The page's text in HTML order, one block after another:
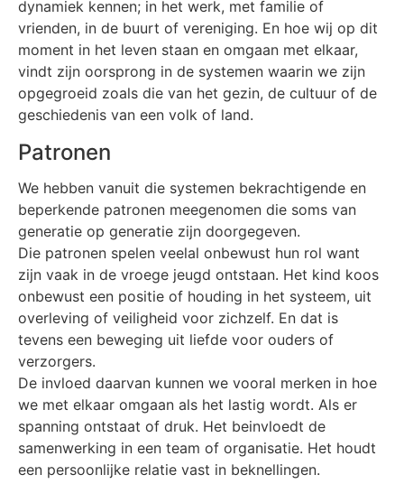
dynamiek kennen; in het werk, met familie of
vrienden, in de buurt of vereniging. En hoe wij op dit
moment in het leven staan en omgaan met elkaar,
vindt zijn oorsprong in de systemen waarin we zijn
opgegroeid zoals die van het gezin, de cultuur of de
geschiedenis van een volk of land.
Patronen
We hebben vanuit die systemen bekrachtigende en
beperkende patronen meegenomen die soms van
generatie op generatie zijn doorgegeven.
Die patronen spelen veelal onbewust hun rol want
zijn vaak in de vroege jeugd ontstaan. Het kind koos
onbewust een positie of houding in het systeem, uit
overleving of veiligheid voor zichzelf. En dat is
tevens een beweging uit liefde voor ouders of
verzorgers.
De invloed daarvan kunnen we vooral merken in hoe
we met elkaar omgaan als het lastig wordt. Als er
spanning ontstaat of druk. Het beinvloedt de
samenwerking in een team of organisatie. Het houdt
een persoonlijke relatie vast in beknellingen.